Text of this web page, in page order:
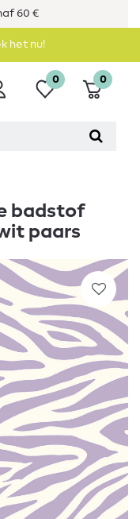
60 €
het nu!
0 0
badstof
paars